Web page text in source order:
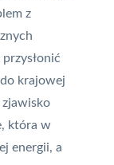
z
krajowej
która w
energii, a